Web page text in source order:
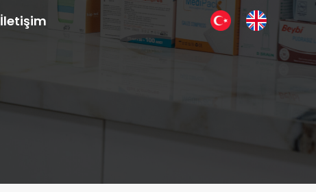
İletişim